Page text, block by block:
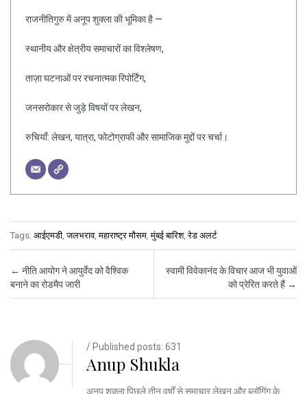
राजनीतिगुरु में अनूप शुक्ला की भूमिका है —
स्थानीय और क्षेत्रीय समाचारों का विश्लेषण,
ताज़ा घटनाओं पर रचनात्मक रिपोर्टिंग,
जनसरोकार से जुड़े विषयों पर लेखन,
रुचियाँ: लेखन, यात्रा, फोटोग्राफी और सामाजिक मुद्दों पर चर्चा।
Tags: आईएमडी ,जलभराव,महाराष्ट्र मौसम ,मुंबई बारिश,रेड अलर्ट
Post navigation
← नीति आयोग ने आयुर्वेद को वैश्विक
बनाने का रोडमैप जारी
स्वामी विवेकानंद के विचार आज भी युवाओं
को प्रेरित करते हैं →
/ Published posts: 631
Anup Shukla
अनूप शुक्ला पिछले तीन वर्षों से समाचार लेखन और ब्लॉगिंग के